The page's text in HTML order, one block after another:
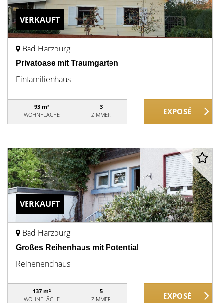
VERKAUFT
Bad Harzburg
Privatoase mit Traumgarten
Einfamilienhaus
93 m²
WOHNFLÄCHE
3
ZIMMER
VERKAUFT
Bad Harzburg
Großes Reihenhaus mit Potential
Reihenendhaus
137 m²
WOHNFLÄCHE
5
ZIMMER